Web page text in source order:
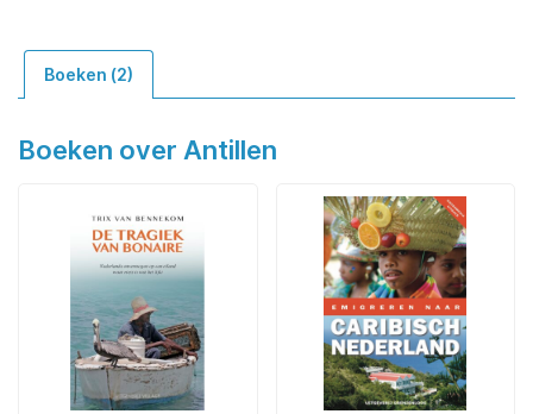
Boeken (2)
Boeken over Antillen